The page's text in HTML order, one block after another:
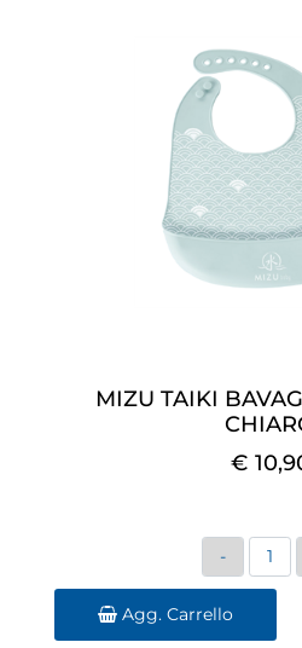
MIZU TAIKI
€
Agg. Carrello